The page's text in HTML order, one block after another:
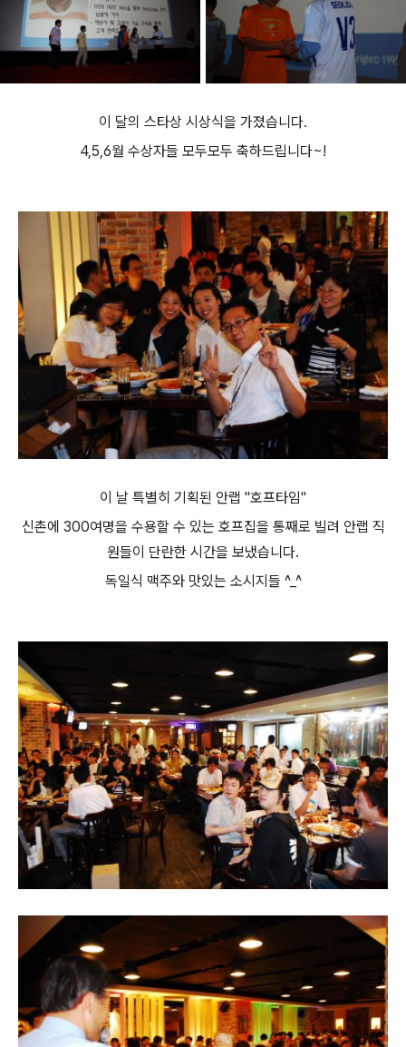
이 달의 스타상 시상식을 가졌습니다.
4,5,6월 수상자들 모두모두 축하드립니다~!
이 날 특별히 기획된 안랩 "호프타임"
신촌에 300여명을 수용할 수 있는 호프집을 통째로 빌려 안랩 직
원들이 단란한 시간을 보냈습니다.
독일식 맥주와 맛있는 소시지들 ^_^